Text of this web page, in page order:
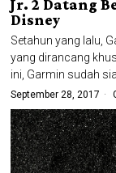
Jr. 2 Datang
Disney
Setahun yang lalu,
yang dirancang
ini, Garmin sudah
September 28, 2017